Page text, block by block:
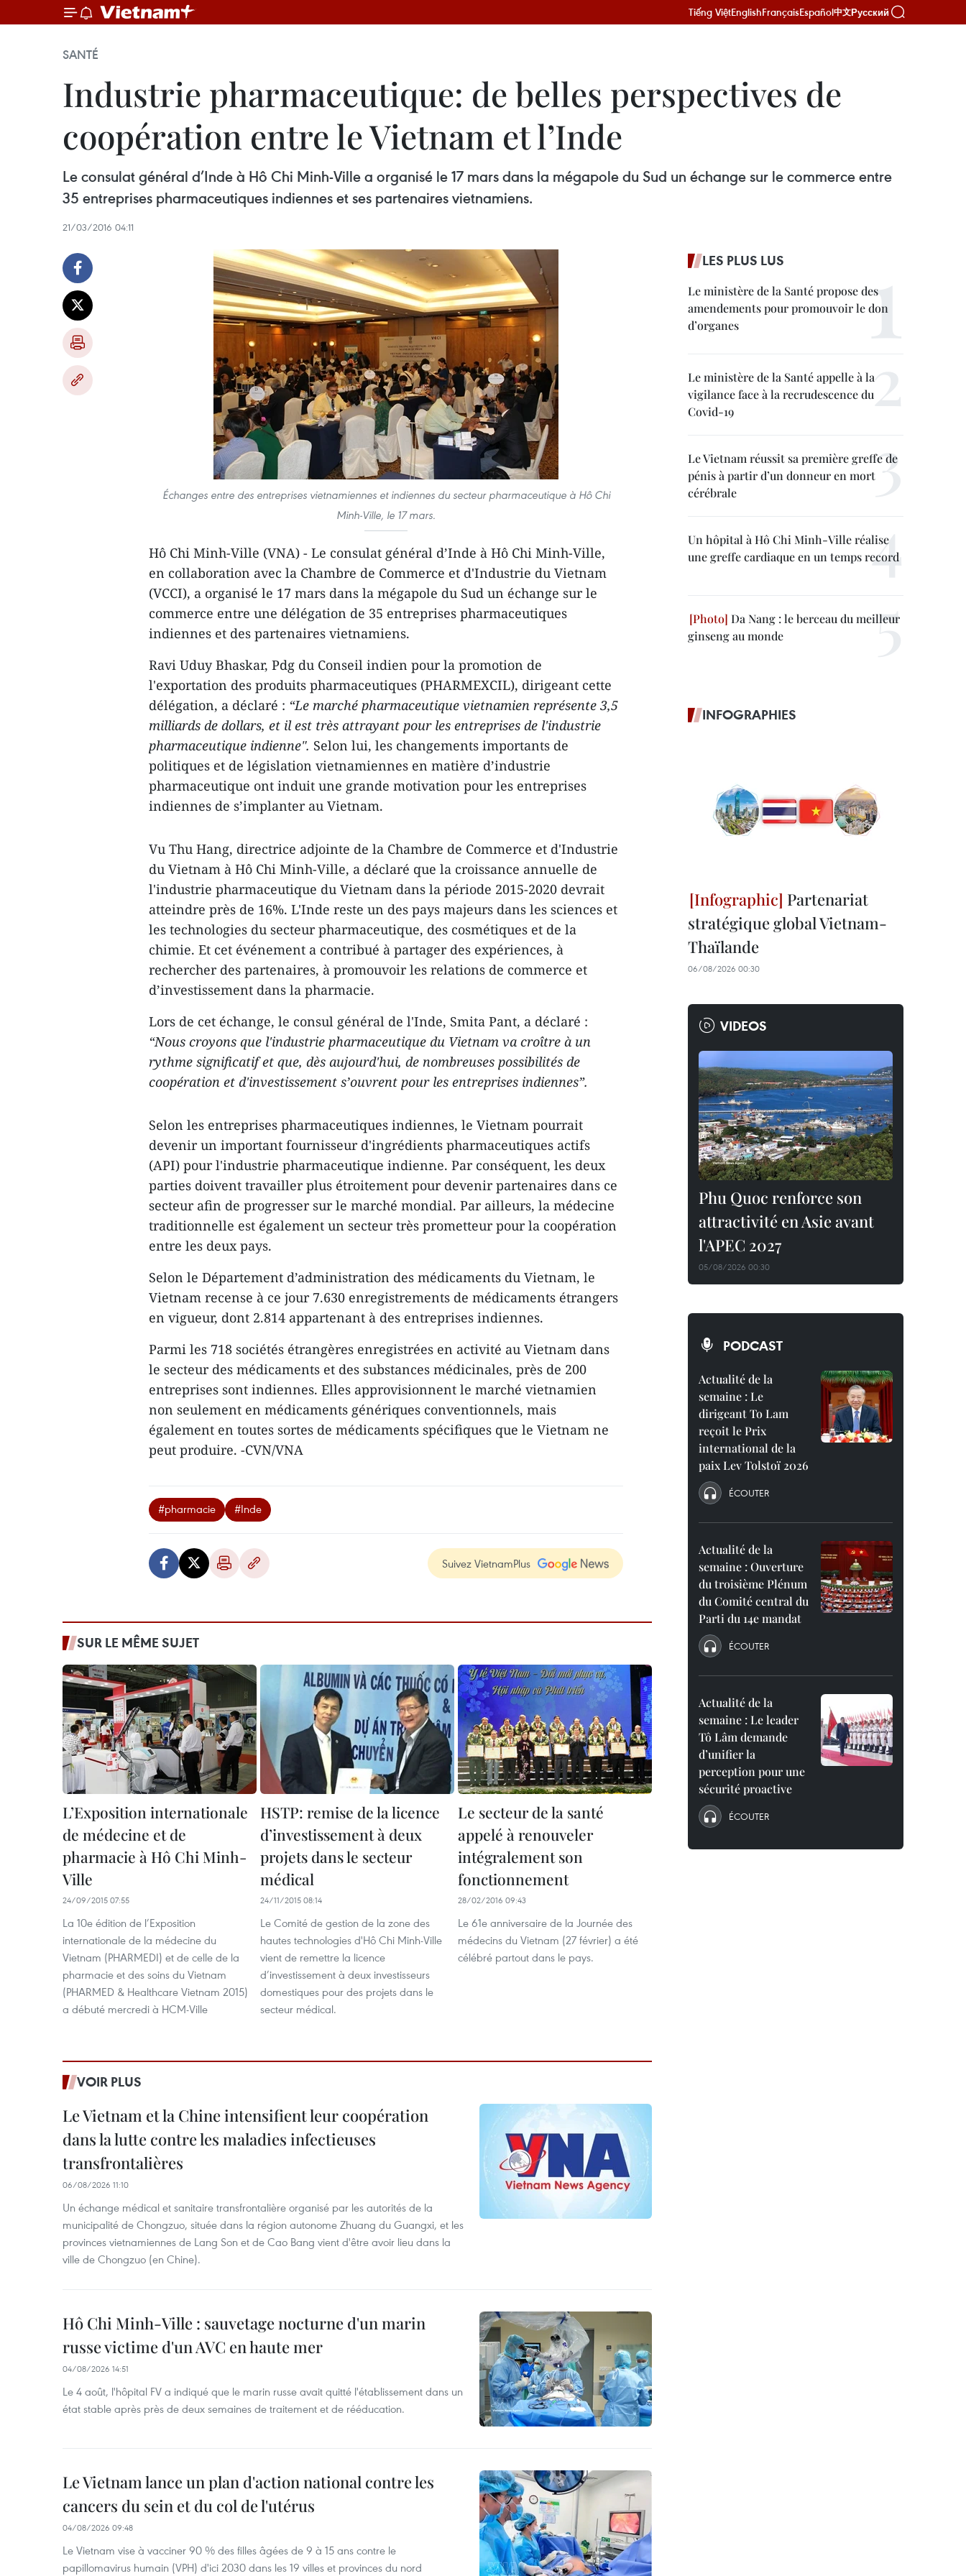
Tiếng ViệtEnglishFrançaisEspañol中文Русский
SANTÉ
Industrie pharmaceutique: de belles perspectives de
coopération entre le Vietnam et l’Inde
Le consulat général d’Inde à Hô Chi Minh-Ville a organisé le 17 mars dans la mégapole du Sud un échange sur le commerce entre
35 entreprises pharmaceutiques indiennes et ses partenaires vietnamiens.
21/03/2016 04:11
Échanges entre des entreprises vietnamiennes et indiennes du secteur pharmaceutique à Hô Chi
Minh-Ville, le 17 mars.
Hô Chi Minh-Ville (VNA) - Le consulat général d’Inde à Hô Chi Minh-Ville,
en collaboration avec la Chambre de Commerce et d'Industrie du Vietnam
(VCCI), a organisé le 17 mars dans la mégapole du Sud un échange sur le
commerce entre une délégation de 35 entreprises pharmaceutiques
indiennes et des partenaires vietnamiens.
Ravi Uduy Bhaskar, Pdg du Conseil indien pour la promotion de
l'exportation des produits pharmaceutiques (PHARMEXCIL), dirigeant cette
délégation, a déclaré : “Le marché pharmaceutique vietnamien représente 3,5
milliards de dollars, et il est très attrayant pour les entreprises de l'industrie
pharmaceutique indienne". Selon lui, les changements importants de
politiques et de législation vietnamiennes en matière d’industrie
pharmaceutique ont induit une grande motivation pour les entreprises
indiennes de s’implanter au Vietnam.
Vu Thu Hang, directrice adjointe de la Chambre de Commerce et d'Industrie
du Vietnam à Hô Chi Minh-Ville, a déclaré que la croissance annuelle de
l'industrie pharmaceutique du Vietnam dans la période 2015-2020 devrait
atteindre près de 16%. L'Inde reste un des pays majeurs dans les sciences et
les technologies du secteur pharmaceutique, des cosmétiques et de la
chimie. Et cet événement a contribué à partager des expériences, à
rechercher des partenaires, à promouvoir les relations de commerce et
d’investissement dans la pharmacie.
Lors de cet échange, le consul général de l'Inde, Smita Pant, a déclaré :
“Nous croyons que l'industrie pharmaceutique du Vietnam va croître à un
rythme significatif et que, dès aujourd'hui, de nombreuses possibilités de
coopération et d'investissement s’ouvrent pour les entreprises indiennes”.
Selon les entreprises pharmaceutiques indiennes, le Vietnam pourrait
devenir un important fournisseur d'ingrédients pharmaceutiques actifs
(API) pour l'industrie pharmaceutique indienne. Par conséquent, les deux
parties doivent travailler plus étroitement pour devenir partenaires dans ce
secteur afin de progresser sur le marché mondial. Par ailleurs, la médecine
traditionnelle est également un secteur très prometteur pour la coopération
entre les deux pays.
Selon le Département d’administration des médicaments du Vietnam, le
Vietnam recense à ce jour 7.630 enregistrements de médicaments étrangers
en vigueur, dont 2.814 appartenant à des entreprises indiennes.
Parmi les 718 sociétés étrangères enregistrées en activité au Vietnam dans
le secteur des médicaments et des substances médicinales, près de 200
entreprises sont indiennes. Elles approvisionnent le marché vietnamien
non seulement en médicaments génériques conventionnels, mais
également en toutes sortes de médicaments spécifiques que le Vietnam ne
peut produire. -CVN/VNA
#pharmacie #Inde
Suivez VietnamPlus
SUR LE MÊME SUJET
L’Exposition internationale
de médecine et de
pharmacie à Hô Chi Minh-
Ville
24/09/2015 07:55
La 10e édition de l’Exposition
internationale de la médecine du
Vietnam (PHARMEDI) et de celle de la
pharmacie et des soins du Vietnam
(PHARMED & Healthcare Vietnam 2015)
a débuté mercredi à HCM-Ville
HSTP: remise de la licence
d’investissement à deux
projets dans le secteur
médical
24/11/2015 08:14
Le Comité de gestion de la zone des
hautes technologies d'Hô Chi Minh-Ville
vient de remettre la licence
d’investissement à deux investisseurs
domestiques pour des projets dans le
secteur médical.
Le secteur de la santé
appelé à renouveler
intégralement son
fonctionnement
28/02/2016 09:43
Le 61e anniversaire de la Journée des
médecins du Vietnam (27 février) a été
célébré partout dans le pays.
VOIR PLUS
Le Vietnam et la Chine intensifient leur coopération
dans la lutte contre les maladies infectieuses
transfrontalières
06/08/2026 11:10
Un échange médical et sanitaire transfrontalière organisé par les autorités de la
municipalité de Chongzuo, située dans la région autonome Zhuang du Guangxi, et les
provinces vietnamiennes de Lang Son et de Cao Bang vient d'être avoir lieu dans la
ville de Chongzuo (en Chine).
Hô Chi Minh-Ville : sauvetage nocturne d'un marin
russe victime d'un AVC en haute mer
04/08/2026 14:51
Le 4 août, l'hôpital FV a indiqué que le marin russe avait quitté l'établissement dans un
état stable après près de deux semaines de traitement et de rééducation.
Le Vietnam lance un plan d'action national contre les
cancers du sein et du col de l'utérus
04/08/2026 09:48
Le Vietnam vise à vacciner 90 % des filles âgées de 9 à 15 ans contre le
papillomavirus humain (VPH) d'ici 2030 dans les 19 villes et provinces du nord
LES PLUS LUS
Le ministère de la Santé propose des
amendements pour promouvoir le don
d’organes
Le ministère de la Santé appelle à la
vigilance face à la recrudescence du
Covid-19
Le Vietnam réussit sa première greffe de
pénis à partir d’un donneur en mort
cérébrale
Un hôpital à Hô Chi Minh-Ville réalise
une greffe cardiaque en un temps record
Da Nang : le berceau du meilleur
ginseng au monde
INFOGRAPHIES
Partenariat
stratégique global Vietnam-
Thaïlande
06/08/2026 00:30
VIDEOS
Phu Quoc renforce son
attractivité en Asie avant
l'APEC 2027
05/08/2026 00:30
PODCAST
Actualité de la
semaine : Le
dirigeant To Lam
reçoit le Prix
international de la
paix Lev Tolstoï 2026
ÉCOUTER
Actualité de la
semaine : Ouverture
du troisième Plénum
du Comité central du
Parti du 14e mandat
ÉCOUTER
Actualité de la
semaine : Le leader
Tô Lâm demande
d’unifier la
perception pour une
sécurité proactive
ÉCOUTER